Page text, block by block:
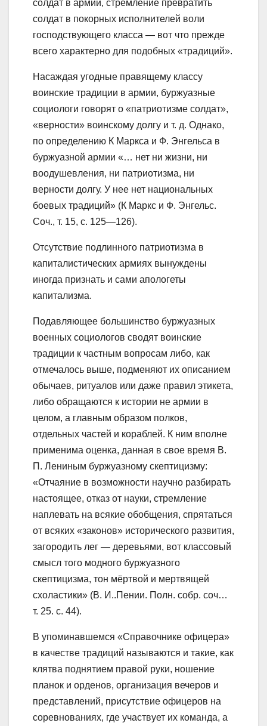
солдат в армии, стремление превратить
солдат в покорных исполнителей воли
господствующего класса — вот что прежде
всего характерно для подобных «традиций».
Насаждая угодные правящему классу
воинские традиции в армии, буржуазные
социологи говорят о «патриотизме солдат»,
«верности» воинскому долгу и т. д. Однако,
по определению К Маркса и Ф. Энгельса в
буржуазной армии «… нет ни жизни, ни
воодушевления, ни патриотизма, ни
верности долгу. У нее нет национальных
боевых традиций» (К Маркс и Ф. Энгельс.
Соч., т. 15, с. 125—126).
Отсутствие подлинного патриотизма в
капиталистических армиях вынуждены
иногда признать и сами апологеты
капитализма.
Подавляющее большинство буржуазных
военных социологов сводят воинские
традиции к частным вопросам либо, как
отмечалось выше, подменяют их описанием
обычаев, ритуалов или даже правил этикета,
либо обращаются к истории не армии в
целом, а главным образом полков,
отдельных частей и кораблей. К ним вполне
применима оценка, данная в свое время В.
П. Лениным буржуазному скептицизму:
«Отчаяние в возможности научно разбирать
настоящее, отказ от науки, стремление
наплевать на всякие обобщения, спрятаться
от всяких «законов» исторического развития,
загородить лег — деревьями, вот классовый
смысл того модного буржуазного
скептицизма, тон мёртвой и мертвящей
схоластики» (В. И..Пении. Полн. собр. соч…
т. 25. с. 44).
В упоминавшемся «Справочнике офицера»
в качестве традиций называются и такие, как
клятва поднятием правой руки, ношение
планок и орденов, организация вечеров и
представлений, присутствие офицеров на
соревнованиях, где участвует их команда, а